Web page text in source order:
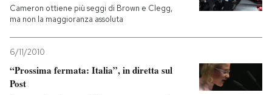
Cameron ottiene più seggi di Brown e Clegg,
ma non la maggioranza assoluta
6/11/2010
“Prossima fermata: Italia”, in diretta sul
Post